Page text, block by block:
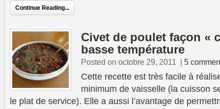
Continue Reading...
Civet de poulet façon «
basse température
Posted on octobre 29, 2011 | 5
Cette recette est très facile à
minimum de vaisselle (la cuisson
le plat de service). Elle a aussi l’avantage de